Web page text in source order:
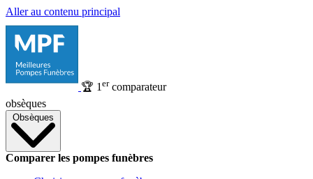
Aller au contenu principal
🏆 1 ercomparateur
obsèques
Obsèques
Comparer les pompes funèbres